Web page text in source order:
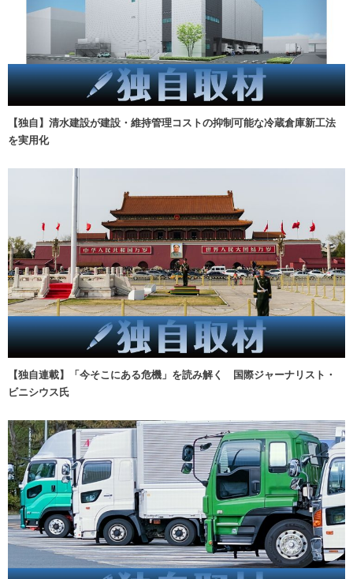
【独自】清水建設が建設・維持管理コストの抑制可能な冷蔵倉庫新工法
を実用化
【独自連載】「今そこにある危機」を読み解く 国際ジャーナリスト・
ビニシウス氏